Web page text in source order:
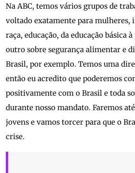
Na ABC, temos vários grupos de
voltado exatamente para mulheres,
raça, educação, da educação básica
outro sobre segurança alimentar e
Brasil, por exemplo. Temos uma
então eu acredito que poderemos
positivamente com o Brasil e toda
durante nosso mandato. Faremos
jovens e vamos torcer para que o
crise.